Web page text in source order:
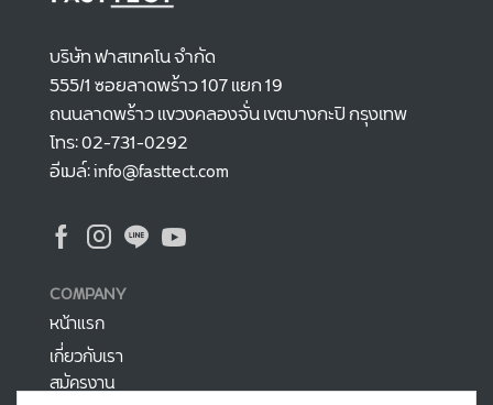
บริษัท ฟาสเทคโน จำกัด
555/1 ซอยลาดพร้าว 107 แยก 19
ถนนลาดพร้าว แขวงคลองจั่น เขตบางกะปิ กรุงเทพ
โทร: 02-731-0292
อีเมล์: info@fasttect.com
COMPANY
หน้าแรก
เกี่ยวกับเรา
สมัครงาน